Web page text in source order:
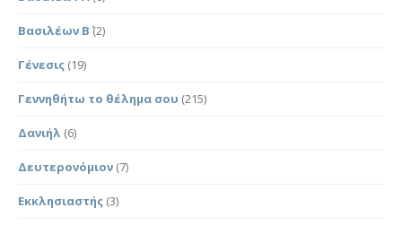
Βασιλέων Β΄ (2)
Γένεσις (19)
Γεννηθήτω το θέλημα σου (215)
Δανιήλ (6)
Δευτερονόμιον (7)
Εκκλησιαστής (3)